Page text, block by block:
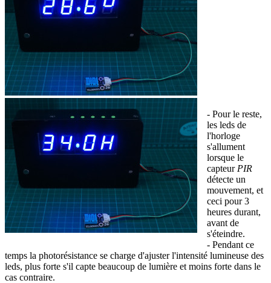
- Pour le reste,
les leds de
l'horloge
s'allument
lorsque le
capteur PIR
détecte un
mouvement, et
ceci pour 3
heures durant,
avant de
s'éteindre.
- Pendant ce
temps la photorésistance se charge d'ajuster l'intensité lumineuse des
leds, plus forte s'il capte beaucoup de lumière et moins forte dans le
cas contraire.